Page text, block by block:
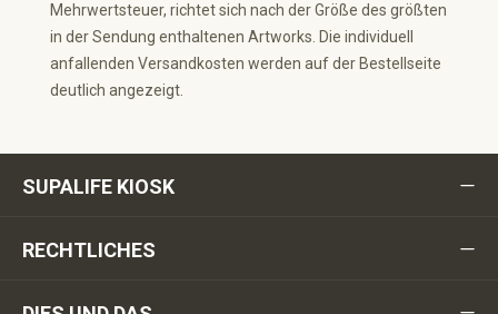
Mehrwertsteuer, richtet sich nach der Größe des größten
in der Sendung enthaltenen Artworks. Die individuell
anfallenden Versandkosten werden auf der Bestellseite
deutlich angezeigt.
SUPALIFE KIOSK
RECHTLICHES